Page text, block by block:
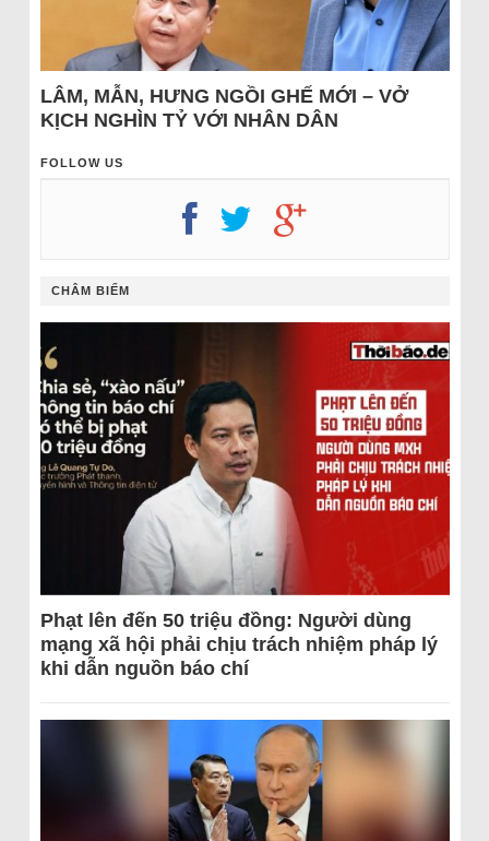
LÂM, MẪN, HƯNG NGỒI GHẾ MỚI – VỞ
KỊCH NGHÌN TỶ VỚI NHÂN DÂN
FOLLOW US
CHÂM BIẾM
Phạt lên đến 50 triệu đồng: Người dùng
mạng xã hội phải chịu trách nhiệm pháp lý
khi dẫn nguồn báo chí